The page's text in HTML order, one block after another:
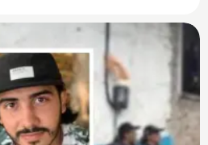
Noticia